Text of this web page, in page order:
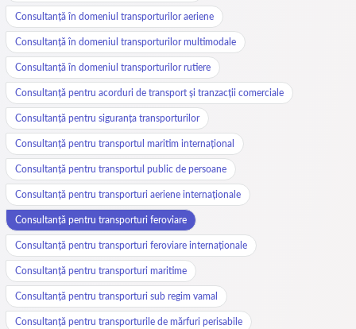
Consultanță în domeniul transporturilor aeriene
Consultanță în domeniul transporturilor multimodale
Consultanță în domeniul transporturilor rutiere
Consultanță pentru acorduri de transport și tranzacții comerciale
Consultanță pentru siguranța transporturilor
Consultanță pentru transportul maritim internațional
Consultanță pentru transportul public de persoane
Consultanță pentru transporturi aeriene internaționale
Consultanță pentru transporturi feroviare
Consultanță pentru transporturi feroviare internaționale
Consultanță pentru transporturi maritime
Consultanță pentru transporturi sub regim vamal
Consultanță pentru transporturile de mărfuri perisabile